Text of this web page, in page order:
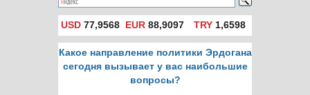
USD 77,9568 EUR 88,9097 TRY1,6598
Какое направление политики Эрдогана
сегодня вызывает у вас наибольшие
вопросы?